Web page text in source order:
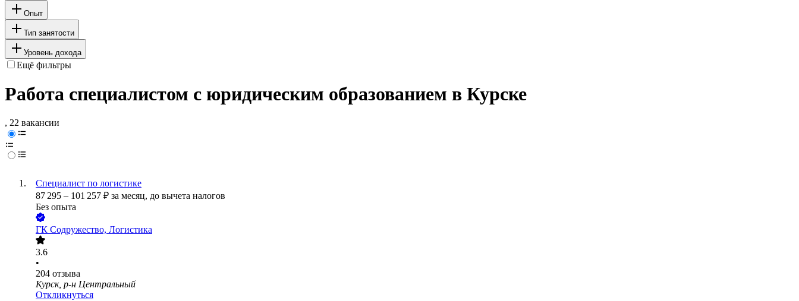
Опыт
Тип занятости
Уровень дохода
Ещё фильтры
Работа специалистом с юридическим образованием в Курске
, 22 вакансии
Специалист по логистике
87 295 – 101 257 ₽ за месяц, до вычета налогов
Без опыта
ГК Содружество, Логистика
3.6
•
204 отзыва
Курск, р-н Центральный
Откликнуться